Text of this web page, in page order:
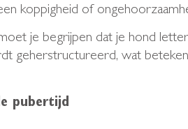
koppigheid of
je begrijpen dat je hond
geherstructureerd, wat
pubertijd